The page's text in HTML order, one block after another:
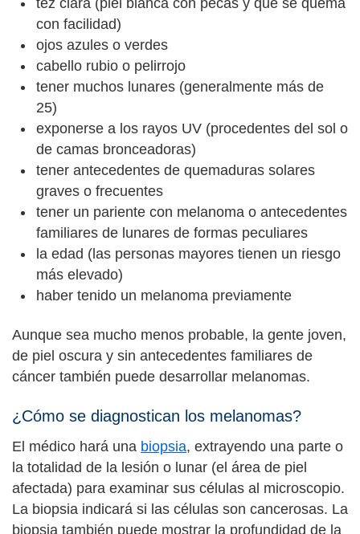
tez clara (piel blanca con pecas y que se quema
con facilidad)
ojos azules o verdes
cabello rubio o pelirrojo
tener muchos lunares (generalmente más de
25)
exponerse a los rayos UV (procedentes del sol o
de camas bronceadoras)
tener antecedentes de quemaduras solares
graves o frecuentes
tener un pariente con melanoma o antecedentes
familiares de lunares de formas peculiares
la edad (las personas mayores tienen un riesgo
más elevado)
haber tenido un melanoma previamente
Aunque sea mucho menos probable, la gente joven,
de piel oscura y sin antecedentes familiares de
cáncer también puede desarrollar melanomas.
¿Cómo se diagnostican los melanomas?
El médico hará una biopsia, extrayendo una parte o
la totalidad de la lesión o lunar (el área de piel
afectada) para examinar sus células al microscopio.
La biopsia indicará si las células son cancerosas. La
biopsia también puede mostrar la profundidad de la